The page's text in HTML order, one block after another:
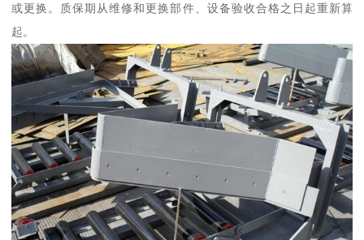
或更换。质保期从维修和更换部件、设备验收合格之日起重新算
起。